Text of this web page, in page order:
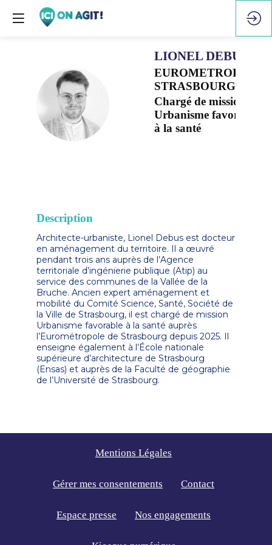
LD
LIONEL DEBUS
EUROMETROPOLE
STRASBOURG
Chargé de mission
Urbanisme favorable
à la santé
Description
Architecte-urbaniste, Lionel Debus est docteur
en aménagement du territoire. Il a œuvré
pendant trois ans auprès de l’Agence
territoriale d’ingénierie publique (Atip) au
service des communes de la Vallée de la
Bruche. Ancien expert aménagement et
mobilité du Comité Science, Santé, Société de
la Ville de Strasbourg, il est chargé de mission
Urbanisme favorable à la santé auprès
l’Eurométropole de Strasbourg depuis 2025. Il
enseigne également à l’École nationale
supérieure d’architecture de Strasbourg
(Ensas) et auprès de la Faculté de géographie
de l’Université de Strasbourg.
Mentions Légales
Gérer mes consentements Contact
Espace presse Nos engagements